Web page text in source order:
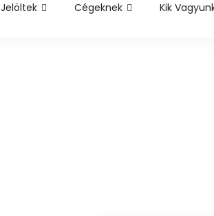
Jelöltek Cégeknek Kik